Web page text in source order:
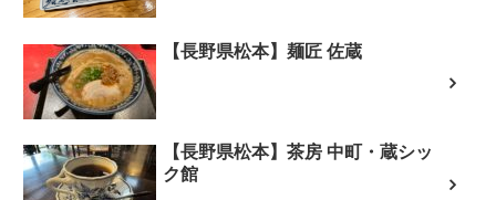
【長野県松本】麺匠 佐蔵
【長野県松本】茶房 中町・蔵シッ
ク館